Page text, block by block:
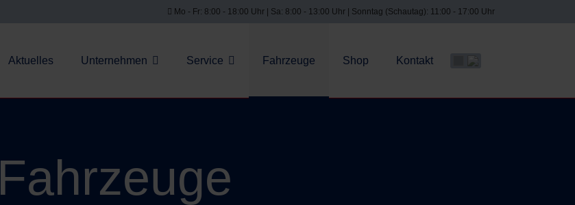
Mo - Fr: 8:00 - 18:00 Uhr | Sa: 8:00 - 13:00 Uhr | Sonntag (Schautag): 11:00 - 17:00 Uhr
Aktuelles Unternehmen Service Fahrzeuge Shop Kontakt Sprache auswählen
Fahrzeuge